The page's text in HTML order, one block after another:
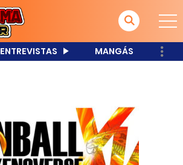
ENTREVISTAS MANGÁS